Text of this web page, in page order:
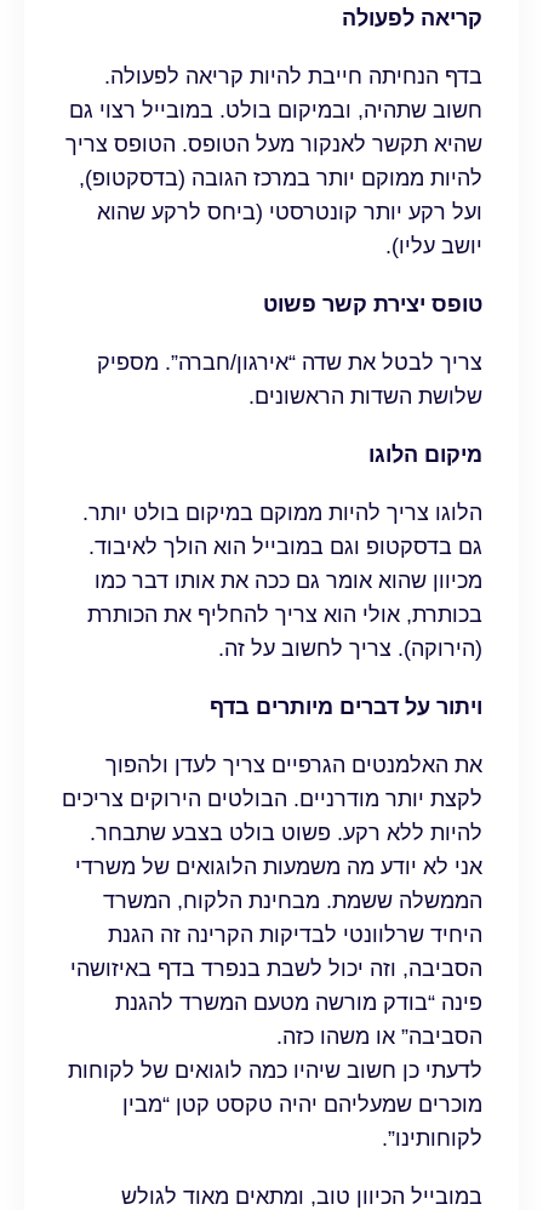
קריאה לפעולה
בדף הנחיתה חייבת להיות קריאה לפעולה.
חשוב שתהיה, ובמיקום בולט. במובייל רצוי גם
שהיא תקשר לאנקור מעל הטופס. הטופס צריך
להיות ממוקם יותר במרכז הגובה (בדסקטופ),
ועל רקע יותר קונטרסטי (ביחס לרקע שהוא
יושב עליו).
טופס יצירת קשר פשוט
צריך לבטל את שדה “אירגון/חברה”. מספיק
שלושת השדות הראשונים.
מיקום הלוגו
הלוגו צריך להיות ממוקם במיקום בולט יותר.
גם בדסקטופ וגם במובייל הוא הולך לאיבוד.
מכיוון שהוא אומר גם ככה את אותו דבר כמו
בכותרת, אולי הוא צריך להחליף את הכותרת
(הירוקה). צריך לחשוב על זה.
ויתור על דברים מיותרים בדף
את האלמנטים הגרפיים צריך לעדן ולהפוך
לקצת יותר מודרניים. הבולטים הירוקים צריכים
להיות ללא רקע. פשוט בולט בצבע שתבחר.
אני לא יודע מה משמעות הלוגואים של משרדי
הממשלה ששמת. מבחינת הלקוח, המשרד
היחיד שרלוונטי לבדיקות הקרינה זה הגנת
הסביבה, וזה יכול לשבת בנפרד בדף באיזושהי
פינה “בודק מורשה מטעם המשרד להגנת
הסביבה” או משהו כזה.
לדעתי כן חשוב שיהיו כמה לוגואים של לקוחות
מוכרים שמעליהם יהיה טקסט קטן “מבין
לקוחותינו”.
במובייל הכיוון טוב, ומתאים מאוד לגולש